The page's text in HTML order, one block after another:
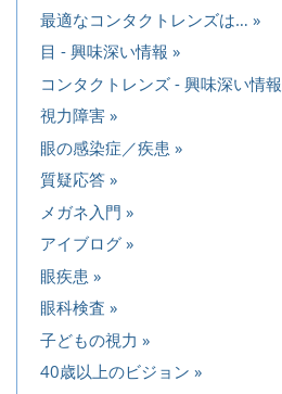
最適なコンタクトレンズは…
目 - 興味深い情報
コンタクトレンズ - 興味深い情報
視力障害
眼の感染症／疾患
質疑応答
メガネ入門
アイブログ
眼疾患
眼科検査
子どもの視力
40歳以上のビジョン